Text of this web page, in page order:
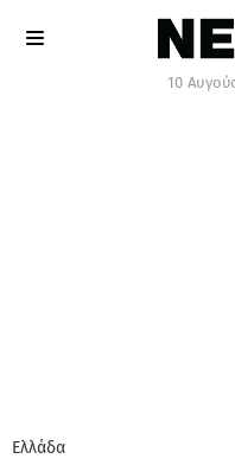
10
Ελλάδα